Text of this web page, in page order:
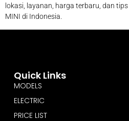
lokasi, layanan, harga terbaru, dan
MINI di Indonesia.
Quick Links
MODELS
ELECTRIC
PRICE LIST